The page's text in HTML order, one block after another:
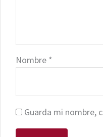
Nombre *
Guarda mi nombre,